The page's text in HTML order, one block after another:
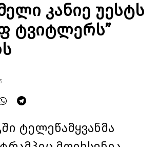
კანიე უესტს
ტვიტლერს”
ტელეწამყვანმა